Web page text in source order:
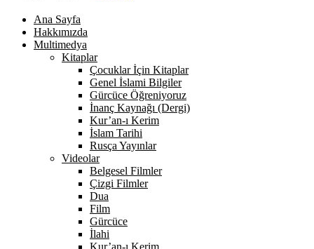
Ana Sayfa
Hakkımızda
Multimedya
Kitaplar
Çocuklar İçin Kitaplar
Genel İslami Bilgiler
Gürcüce Öğreniyoruz
İnanç Kaynağı (Dergi)
Kur’an-ı Kerim
İslam Tarihi
Rusça Yayınlar
Videolar
Belgesel Filmler
Çizgi Filmler
Dua
Film
Gürcüce
İlahi
Kur’an-ı Kerim